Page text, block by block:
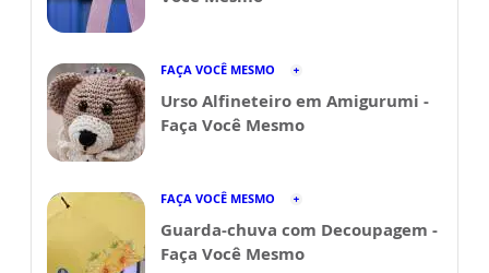
FAÇA VOCÊ MESMO
Urso Alfineteiro em Amigurumi -
Faça Você Mesmo
FAÇA VOCÊ MESMO
Guarda-chuva com Decoupagem -
Faça Você Mesmo